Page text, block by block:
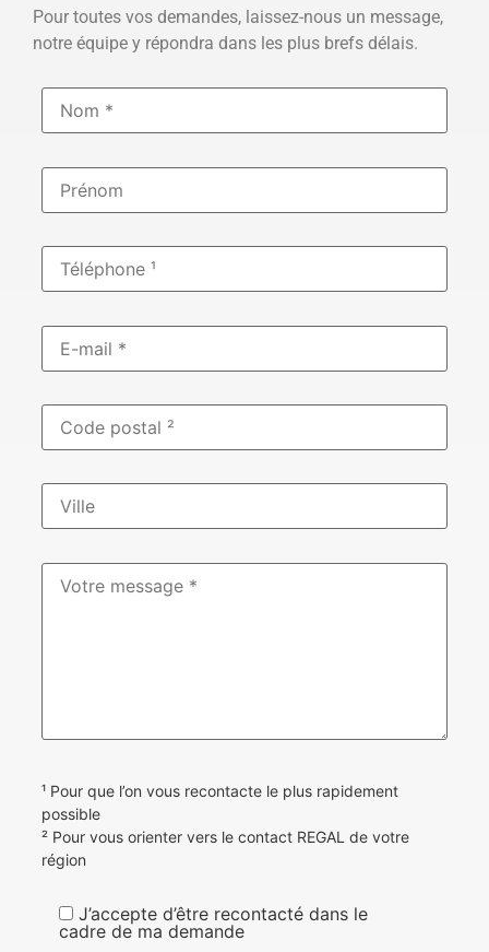
Pour toutes vos demandes, laissez-nous un message,
notre équipe y répondra dans les plus brefs délais.
¹ Pour que l’on vous recontacte le plus rapidement
possible
² Pour vous orienter vers le contact REGAL de votre
région
J’accepte d’être recontacté dans le
cadre de ma demande